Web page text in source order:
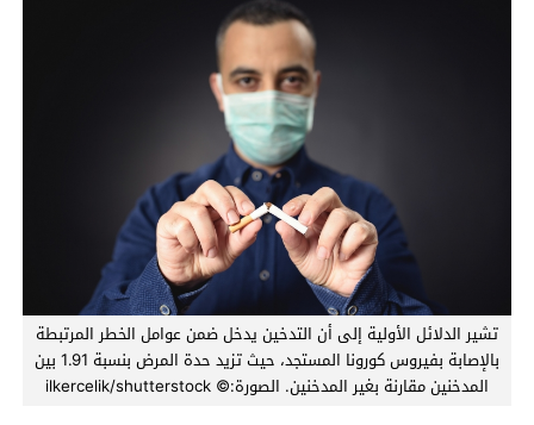
تشير الدلائل الأولية إلى أن التدخين يدخل ضمن عوامل الخطر المرتبطة
بالإصابة بفيروس كورونا المستجد، حيث تزيد حدة المرض بنسبة 1.91 بين
المدخنين مقارنة بغير المدخنين. الصورة:© ilkercelik/shutterstock